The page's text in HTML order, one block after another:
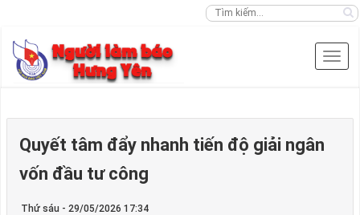
Quyết tâm đẩy nhanh tiến độ giải ngân
vốn đầu tư công
Thứ sáu - 29/05/2026 17:34